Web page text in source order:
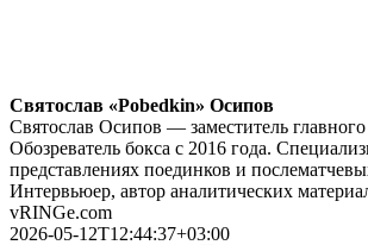
Святослав «Pobedkin» Осипов
Святослав Осипов — заместитель главного
Обозреватель бокса с 2016 года.
представлениях поединков и
Интервьюер, автор аналитических
vRINGe.com
2026-05-12T12:44:37+03:00